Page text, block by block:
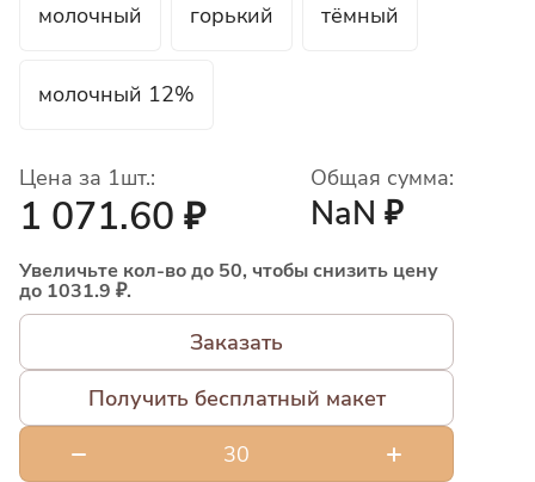
молочный горький тёмный
молочный 12%
Цена за 1шт.:
1 071.60 ₽
Общая сумма:
NaN ₽
Увеличьте кол-во до 50, чтобы снизить цену
до 1031.9 ₽.
Заказать
Получить бесплатный макет